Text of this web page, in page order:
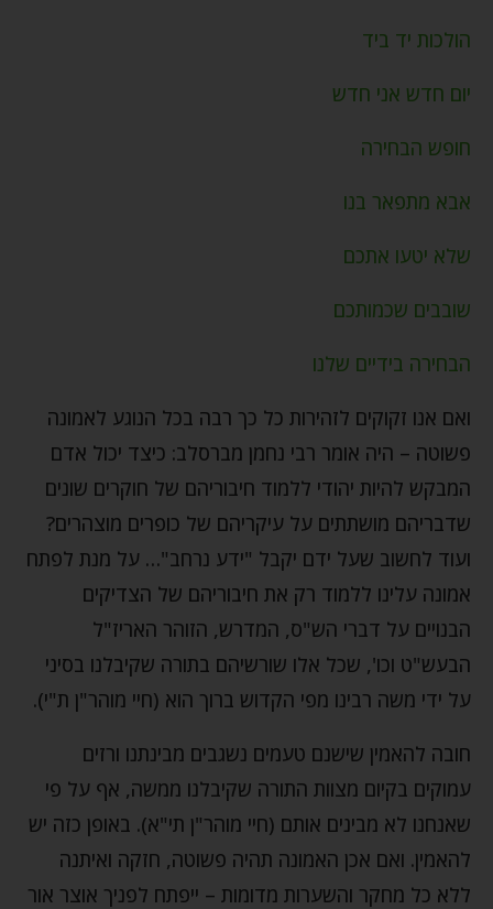
הולכות יד ביד
יום חדש אני חדש
חופש הבחירה
אבא מתפאר בנו
שלא יטעו אתכם
שובבים שכמותכם
הבחירה בידיים שלנו
ואם אנו זקוקים לזהירות כל כך רבה בכל הנוגע לאמונה
פשוטה – היה אומר רבי נחמן מברסלב: כיצד יכול אדם
המבקש להיות יהודי ללמוד חיבוריהם של חוקרים שונים
שדבריהם מושתתים על עיקריהם של כופרים מוצהרים?
ועוד לחשוב שעל ידם יקבל "ידע נרחב"… על מנת לפתח
אמונה עלינו ללמוד רק את חיבוריהם של הצדיקים
הבנויים על דברי הש"ס, המדרש, הזוהר האריז"ל
הבעש"ט וכו', שכל אלו שורשיהם בתורה שקיבלנו בסיני
על ידי משה רבינו מפי הקדוש ברוך הוא (חיי מוהר"ן ת"י).
חובה להאמין שישנם טעמים נשגבים מבינתנו ורזים
עמוקים בקיום מצוות התורה שקיבלנו ממשה, אף על פי
שאנחנו לא מבינים אותם (חיי מוהר"ן תי"א). באופן כזה יש
להאמין. ואם אכן האמונה תהיה פשוטה, חזקה ואיתנה
ללא כל מחקר והשערות מדומות – ייפתח לפניך אוצר אור